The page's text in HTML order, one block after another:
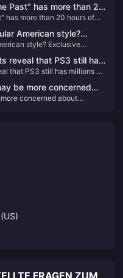
Past" has more than 20
10 movies
has more than 20 hours of
American style?
open world RPG
of gameplay
style? Exclusive
reveal that PS3 still has
that PS3 still has millions of
be more concerned
Blizzard than
concerned about
FRAGEN ZUM